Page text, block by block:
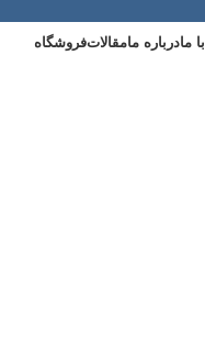
مادرباره مامقالاتفروشگاه